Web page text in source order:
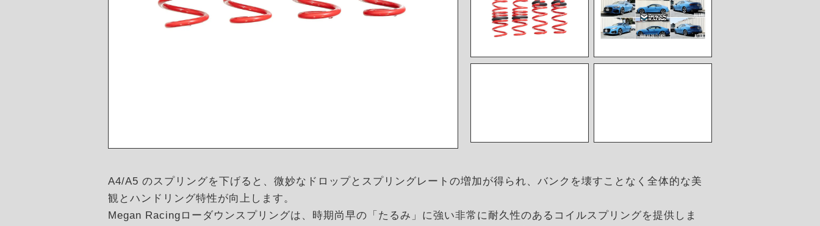
A4/A5 のスプリングを下げると、微妙なドロップとスプリングレートの増加が得られ、バンクを壊すことなく全体的な美
観とハンドリング特性が向上します。
Megan Racingローダウンスプリングは、時期尚早の「たるみ」に強い非常に耐久性のあるコイルスプリングを提供しま